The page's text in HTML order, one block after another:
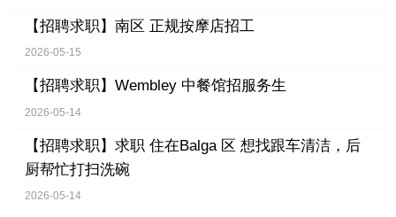
【招聘求职】 南区 正规按摩店招工
2026-05-15
【招聘求职】 Wembley 中餐馆招服务生
2026-05-14
【招聘求职】 求职 住在Balga 区 想找跟车清洁，后
厨帮忙打扫洗碗
2026-05-14